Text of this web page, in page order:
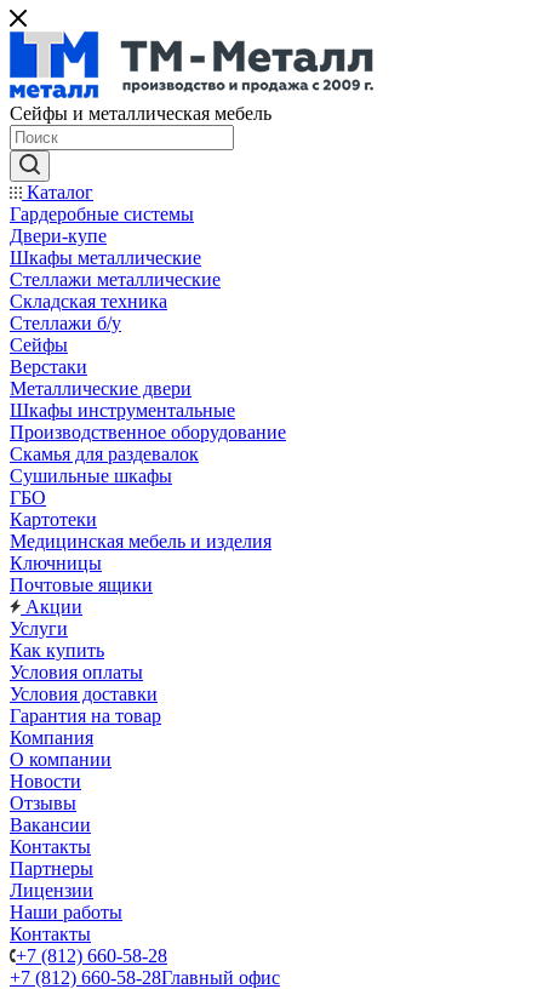
Сейфы и металлическая мебель
Каталог
Гардеробные системы
Двери-купе
Шкафы металлические
Стеллажи металлические
Складская техника
Стеллажи б/у
Сейфы
Верстаки
Металлические двери
Шкафы инструментальные
Производственное оборудование
Скамья для раздевалок
Сушильные шкафы
ГБО
Картотеки
Медицинская мебель и изделия
Ключницы
Почтовые ящики
Акции
Услуги
Как купить
Условия оплаты
Условия доставки
Гарантия на товар
Компания
О компании
Новости
Отзывы
Вакансии
Контакты
Партнеры
Лицензии
Наши работы
Контакты
+7 (812) 660-58-28
+7 (812) 660-58-28Главный офис